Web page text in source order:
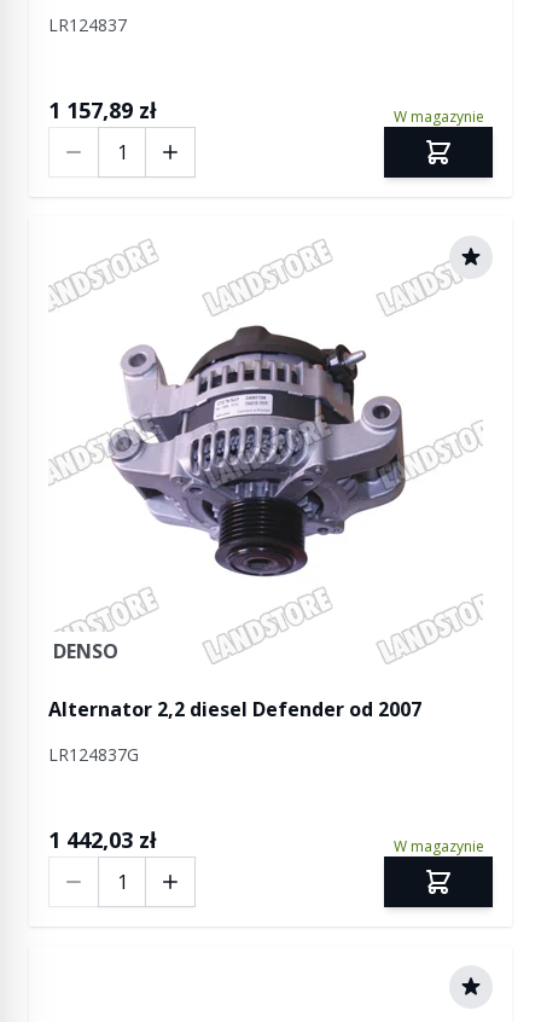
LR124837
1 157,89 zł W magazynie
DENSO
Alternator 2,2 diesel Defender od 2007
LR124837G
1 442,03 zł W magazynie